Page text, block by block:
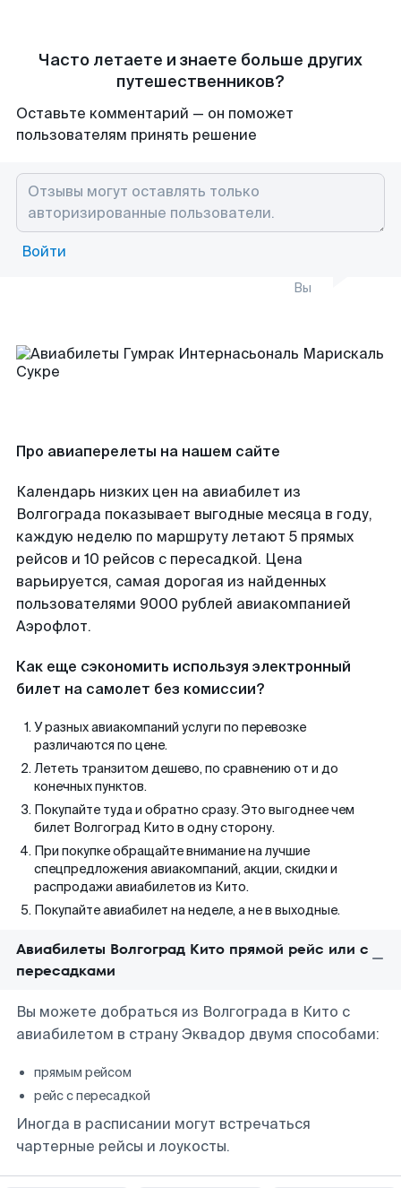
Часто летаете и знаете больше других
путешественников?
Оставьте комментарий — он поможет
пользователям принять решение
Войти
Вы
Про авиаперелеты на нашем сайте
Календарь низких цен на авиабилет из
Волгограда показывает выгодные месяца в году,
каждую неделю по маршруту летают 5 прямых
рейсов и 10 рейсов с пересадкой. Цена
варьируется, самая дорогая из найденных
пользователями 9000 рублей авиакомпанией
Аэрофлот.
Как еще сэкономить используя электронный
билет на самолет без комиссии?
У разных авиакомпаний услуги по перевозке
различаются по цене.
Лететь транзитом дешево, по сравнению от и до
конечных пунктов.
Покупайте туда и обратно сразу. Это выгоднее чем
билет Волгоград Кито в одну сторону.
При покупке обращайте внимание на лучшие
спецпредложения авиакомпаний, акции, скидки и
распродажи авиабилетов из Кито.
Покупайте авиабилет на неделе, а не в выходные.
Авиабилеты Волгоград Кито прямой рейс или с
пересадками
Вы можете добраться из Волгограда в Кито с
авиабилетом в страну Эквадор двумя способами:
прямым рейсом
рейс с пересадкой
Иногда в расписании могут встречаться
чартерные рейсы и лоукосты.